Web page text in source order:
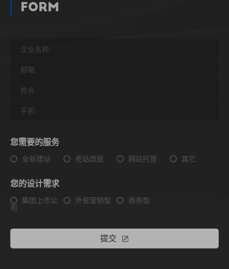
Form
您需要的服务
全新建站 老站改版 网站托管 其它
您的设计需求
集团上市公
司
外贸营销型 商务型
提交